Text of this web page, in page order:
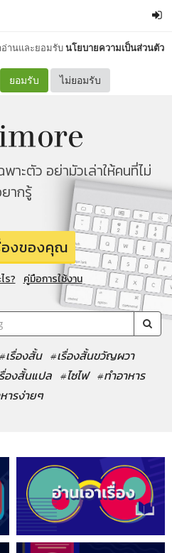
อ่านและยอมรับนโยบายความเป็นส่วนตัว
ยอมรับ ไม่ยอมรับ
พาะตัว อย่ามัวเล่าให้คนที่ไม่
ากรู้
องของคุณ
ร? คู่มือการใช้งาน
#เรื่องสั้น #เรื่องสั้นขวัญผวา
องสั้นแปล #ไซไฟ #ทำอาหาร
ารง่ายๆ